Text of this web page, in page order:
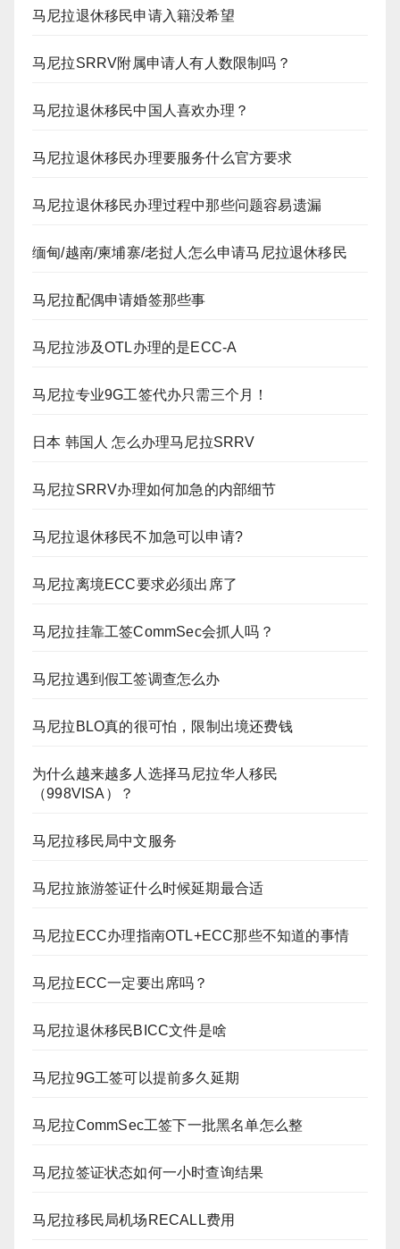
马尼拉退休移民申请入籍没希望
马尼拉SRRV附属申请人有人数限制吗？
马尼拉退休移民中国人喜欢办理？
马尼拉退休移民办理要服务什么官方要求
马尼拉退休移民办理过程中那些问题容易遗漏
缅甸/越南/柬埔寨/老挝人怎么申请马尼拉退休移民
马尼拉配偶申请婚签那些事
马尼拉涉及OTL办理的是ECC-A
马尼拉专业9G工签代办只需三个月！
日本 韩国人 怎么办理马尼拉SRRV
马尼拉SRRV办理如何加急的内部细节
马尼拉退休移民不加急可以申请?
马尼拉离境ECC要求必须出席了
马尼拉挂靠工签CommSec会抓人吗？
马尼拉遇到假工签调查怎么办
马尼拉BLO真的很可怕，限制出境还费钱
为什么越来越多人选择马尼拉华人移民
（998VISA）？
马尼拉移民局中文服务
马尼拉旅游签证什么时候延期最合适
马尼拉ECC办理指南OTL+ECC那些不知道的事情
马尼拉ECC一定要出席吗？
马尼拉退休移民BICC文件是啥
马尼拉9G工签可以提前多久延期
马尼拉CommSec工签下一批黑名单怎么整
马尼拉签证状态如何一小时查询结果
马尼拉移民局机场RECALL费用